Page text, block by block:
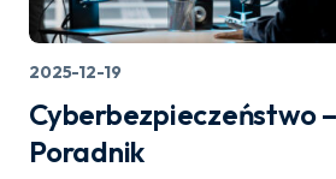
2025-12-19
Cyberbezpieczeństwo
Poradnik